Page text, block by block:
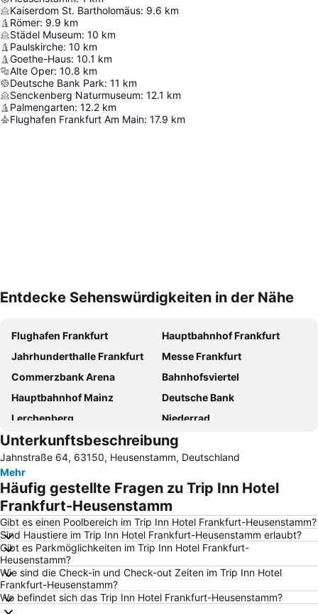
Kaiserdom St. Bartholomäus: 9.6 km
Römer: 9.9 km
Städel Museum: 10 km
Paulskirche: 10 km
Goethe-Haus: 10.1 km
Alte Oper: 10.8 km
Deutsche Bank Park: 11 km
Senckenberg Naturmuseum: 12.1 km
Palmengarten: 12.2 km
Flughafen Frankfurt Am Main: 17.9 km
Entdecke Sehenswürdigkeiten in der Nähe
Flughafen Frankfurt
Hauptbahnhof Frankfurt
Jahrhunderthalle Frankfurt
Messe Frankfurt
Commerzbank Arena
Bahnhofsviertel
Hauptbahnhof Mainz
Deutsche Bank
Lerchenberg
Niederrad
Hauptbahnhof Wiesbaden
Altstadt
Kloster Eberbach
Sachsenhausen-Süd
Old Opera House
Batschkapp
Taunus Thermal Spa
Innenstadt
Ostend
Höchst
Toskana Therme Bad Orb
Gonsenheim
Darmstadt-Mitte
Rhein-Main-Therme Spa
Frankfurt Zoo
Hechtsheim
Nordenstadt
Unterkunftsbeschreibung
Jahnstraße 64, 63150, Heusenstamm, Deutschland
Mehr
Häufig gestellte Fragen zu Trip Inn Hotel
Frankfurt-Heusenstamm
Gibt es einen Poolbereich im Trip Inn Hotel Frankfurt-Heusenstamm?
Sind Haustiere im Trip Inn Hotel Frankfurt-Heusenstamm erlaubt?
Gibt es Parkmöglichkeiten im Trip Inn Hotel Frankfurt-
Heusenstamm?
Wie sind die Check-in und Check-out Zeiten im Trip Inn Hotel
Frankfurt-Heusenstamm?
Wo befindet sich das Trip Inn Hotel Frankfurt-Heusenstamm?